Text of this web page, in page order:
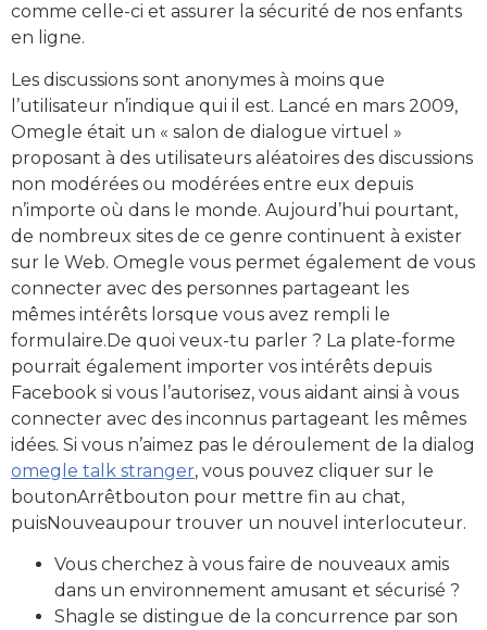
comme celle-ci et assurer la sécurité de nos enfants
en ligne.
Les discussions sont anonymes à moins que
l’utilisateur n’indique qui il est. Lancé en mars 2009,
Omegle était un « salon de dialogue virtuel »
proposant à des utilisateurs aléatoires des discussions
non modérées ou modérées entre eux depuis
n’importe où dans le monde. Aujourd’hui pourtant,
de nombreux sites de ce genre continuent à exister
sur le Web. Omegle vous permet également de vous
connecter avec des personnes partageant les
mêmes intérêts lorsque vous avez rempli le
formulaire.De quoi veux-tu parler ? La plate-forme
pourrait également importer vos intérêts depuis
Facebook si vous l’autorisez, vous aidant ainsi à vous
connecter avec des inconnus partageant les mêmes
idées. Si vous n’aimez pas le déroulement de la dialog
omegle talk stranger, vous pouvez cliquer sur le
boutonArrêtbouton pour mettre fin au chat,
puisNouveaupour trouver un nouvel interlocuteur.
Vous cherchez à vous faire de nouveaux amis
dans un environnement amusant et sécurisé ?
Shagle se distingue de la concurrence par son